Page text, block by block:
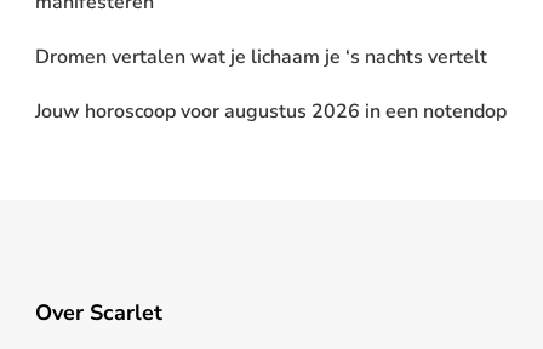
Dromen vertalen wat je lichaam je ‘s nachts vertelt
Jouw horoscoop voor augustus 2026 in een notendop
Over Scarlet